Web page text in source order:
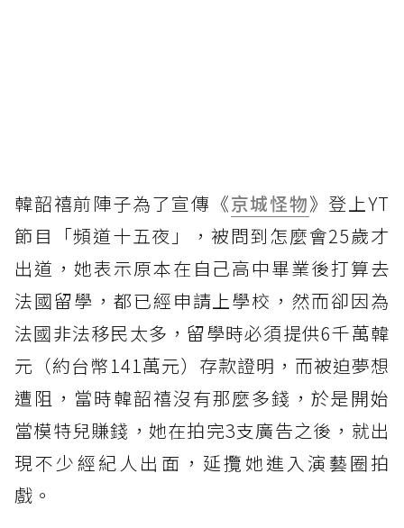
韓韶禧前陣子為了宣傳《京城怪物》登上YT
節目「頻道十五夜」，被問到怎麼會25歲才
出道，她表示原本在自己高中畢業後打算去
法國留學，都已經申請上學校，然而卻因為
法國非法移民太多，留學時必須提供6千萬韓
元（約台幣141萬元）存款證明，而被迫夢想
遭阻，當時韓韶禧沒有那麼多錢，於是開始
當模特兒賺錢，她在拍完3支廣告之後，就出
現不少經紀人出面，延攬她進入演藝圈拍
戲。